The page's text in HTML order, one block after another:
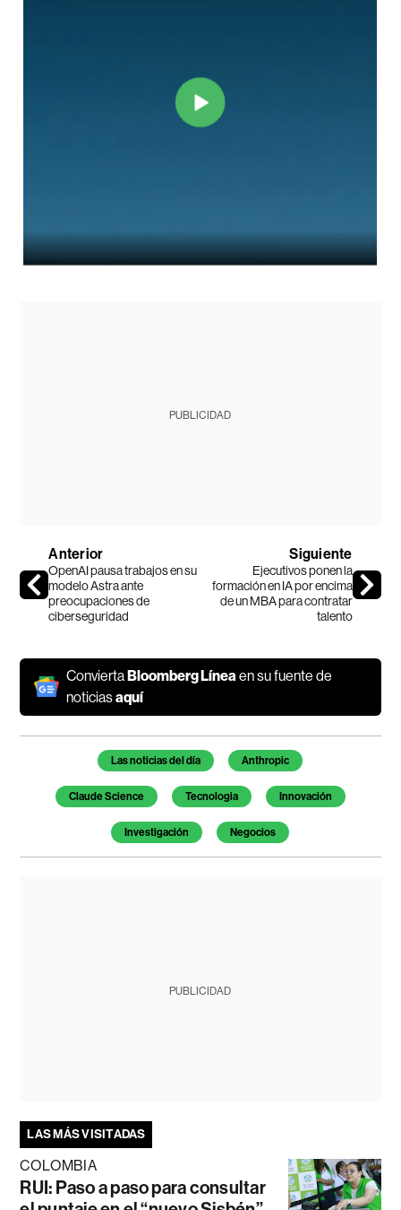
PUBLICIDAD
Anterior
OpenAI pausa trabajos en su
modelo Astra ante
preocupaciones de
ciberseguridad
Siguiente
Ejecutivos ponen la
formación en IA por encima
de un MBA para contratar
talento
ConviertaBloomberg Línea en su fuente de
noticiasaquí
Temas de este artículo
Las noticias del día Anthropic
Claude Science Tecnologia Innovación
Investigación Negocios
PUBLICIDAD
LAS MÁS VISITADAS
COLOMBIA
RUI: Paso a paso para consultar